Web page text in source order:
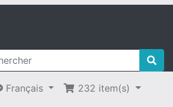
Français 232 item(s)